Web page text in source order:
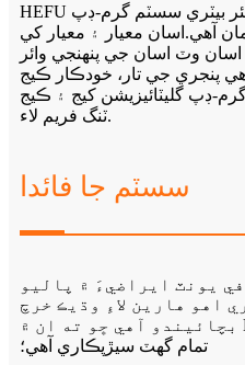
HEFU کان هڪ فريم سسٽم ليئر بيٽري سسٽم گرم-ڊپ
آهي.اسان معيار ۽ معيار کي
وٽ اسان جي پنهنجي وائر
آهي پنجري جي تار، خودڪار ڪيج
ڊپ گليٽائيزيشن کيج ۽ ڪيج
ٽنگ فريم لاء.
سسٽم جا فائدا
يونٽ ايراضيءَ ۾ پاليو
اهو هارين لاءِ وڌيڪ خرچ
بچائيندو آهي ڇو ته ان ۾ H فريم ڪيج سسٽم جي ڀيٽ ۾
تمام گهٽ سيڙپڪاري آهي؛